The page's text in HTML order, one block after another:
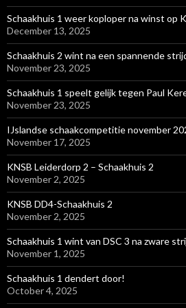
Schaakhuis 1 weer koploper na winst op
December 13, 2025
Schaakhuis 2 wint na een spannende
November 23, 2025
Schaakhuis 1 speelt gelijk tegen Paul
November 23, 2025
IJslandse schaakcompetitie november
November 17, 2025
KNSB Leiderdorp 2 – Schaakhuis 2
November 2, 2025
KNSB DD4-Schaakhuis 2
November 2, 2025
Schaakhuis 1 wint van DSC 3 na zware
November 1, 2025
Schaakhuis 1 dendert door!
October 4, 2025